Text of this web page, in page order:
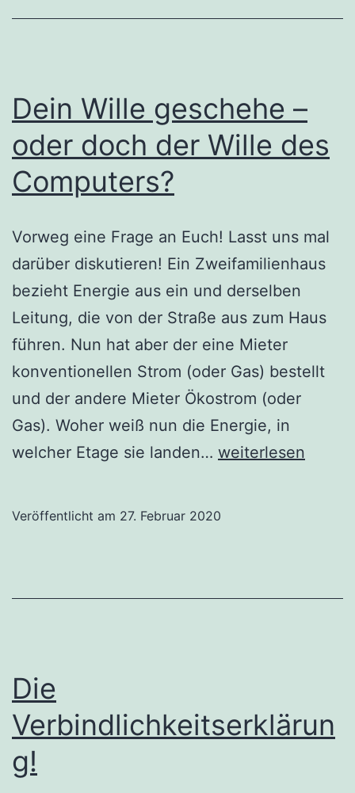
Dein Wille geschehe –
oder doch der Wille des
Computers?
Vorweg eine Frage an Euch! Lasst uns mal
darüber diskutieren! Ein Zweifamilienhaus
bezieht Energie aus ein und derselben
Leitung, die von der Straße aus zum Haus
führen. Nun hat aber der eine Mieter
konventionellen Strom (oder Gas) bestellt
und der andere Mieter Ökostrom (oder
Gas). Woher weiß nun die Energie, in
welcher Etage sie landen… Dein
weiterlesen
Veröffentlicht am 27. Februar 2020
Die
Verbindlichkeitserklärun
g!